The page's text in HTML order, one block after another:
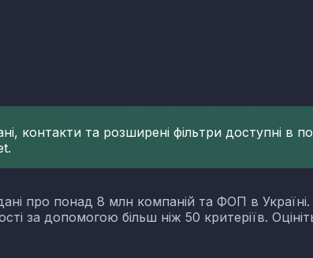
контакти та розширені фільтри доступні в
про понад 8 млн компаній та ФОП в Україні.
за допомогою більш ніж 50 критеріїв.